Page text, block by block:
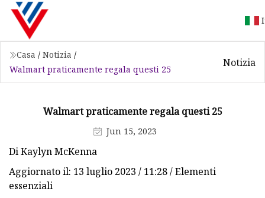
Casa / Notizia /
Walmart praticamente regala questi 25
Notizia
Walmart praticamente regala questi 25
Jun 15, 2023
Di Kaylyn McKenna
Aggiornato il: 13 luglio 2023 / 11:28 / Elementi
essenziali